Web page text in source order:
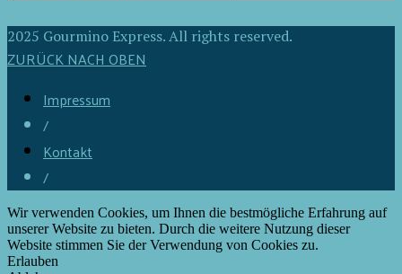
2025 Gourmino Express. All rights reserved.
ZURÜCK NACH OBEN
Impressum
/
Kontakt
/
Wir verwenden Cookies, um Ihnen die bestmögliche Erfahrung auf
unserer Website zu bieten. Durch die weitere Nutzung dieser
Website stimmen Sie der Verwendung von Cookies zu.
Erlauben